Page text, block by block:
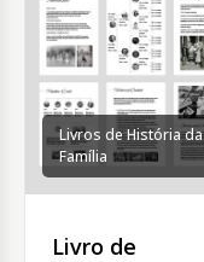
Livros de História da
Família
Livro de